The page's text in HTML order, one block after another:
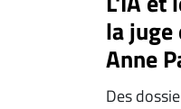
la
Anne
Des